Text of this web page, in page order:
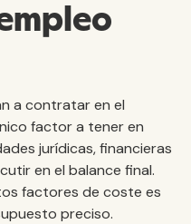
a contratar en el
factor a tener en
jurídicas, financieras
en el balance final.
factores de coste es
preciso.